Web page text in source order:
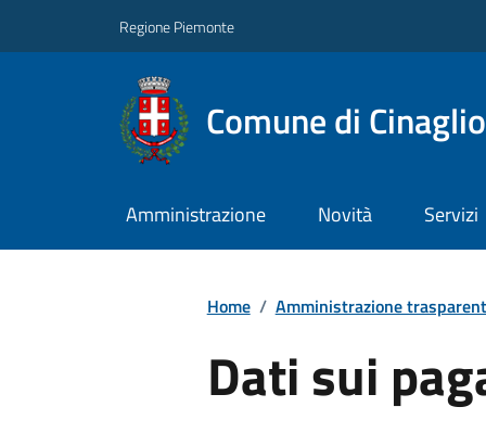
Regione Piemonte
Comune di Cinaglio
Amministrazione Novità Servizi
Home / Amministrazione
Dati sui